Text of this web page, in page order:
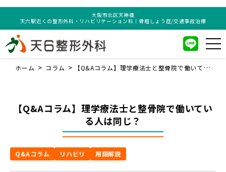
大阪市北区天神橋
天六駅近くの整形外科・リハビリテーション科｜骨粗しょう症/交通事故治療
ホーム コラム
【Q&Aコラム】理学療法士と整骨院で働いている
【Q&Aコラム】理学療法士と整骨院で働いてい
る人は同じ？
Q&Aコラム リハビリ 用語解説